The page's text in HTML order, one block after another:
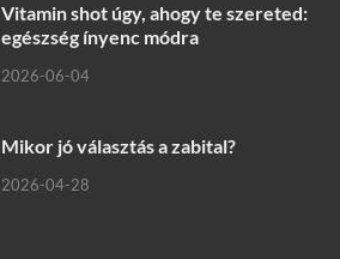
Vitamin shot úgy, ahogy te szereted:
egészség ínyenc módra
2026-06-04
Mikor jó választás a zabital?
2026-04-28